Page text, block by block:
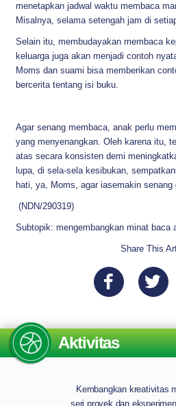
menetapkan jadwal waktu membaca
Misalnya, selama setengah jam di
Selain itu, membudayakan membaca
keluarga juga akan menjadi contoh
Moms dan suami bisa memberikan
bercerita tentang isi buku.
Agar senang membaca, anak perlu
yang menyenangkan. Oleh karena itu,
atas secara konsisten demi
lupa, di sela-sela kesibukan,
hati, ya, Moms, agar iasemakin senang
(NDN/290319)
Subtopik: mengembangkan minat baca
Share This
Aktivitas
Kembangkan kreativitas
seri proyek dan